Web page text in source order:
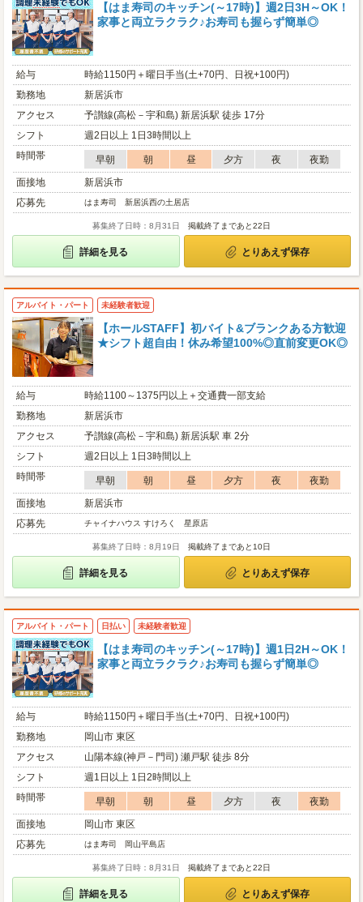
【はま寿司のキッチン(～17時)】週2日3H～OK！
家事と両立ラクラク♪お寿司も握らず簡単◎
給与
時給1150円＋曜日手当(土+70円、日祝+100円)
勤務地
新居浜市
アクセス
予讃線(高松－宇和島) 新居浜駅 徒歩 17分
シフト
週2日以上 1日3時間以上
時間帯
早朝 朝 昼 夕方 夜
夜勤
面接地
新居浜市
応募先
はま寿司 新居浜西の土居店
募集終了日時：8月31日 掲載終了まであと22日
詳細を見る とりあえず保存
アルバイト・パート 未経験者歓迎
【ホールSTAFF】初バイト&ブランクある方歓迎
★シフト超自由！休み希望100%◎直前変更OK◎
給与
時給1100～1375円以上＋交通費一部支給
勤務地
新居浜市
アクセス
予讃線(高松－宇和島) 新居浜駅 車 2分
シフト
週2日以上 1日3時間以上
時間帯
早朝 朝 昼 夕方 夜
夜勤
面接地
新居浜市
応募先
チャイナハウス すけろく 星原店
募集終了日時：8月19日 掲載終了まであと10日
詳細を見る とりあえず保存
アルバイト・パート 日払い 未経験者歓迎
【はま寿司のキッチン(～17時)】週1日2H～OK！
家事と両立ラクラク♪お寿司も握らず簡単◎
給与
時給1150円＋曜日手当(土+70円、日祝+100円)
勤務地
岡山市 東区
アクセス
山陽本線(神戸－門司) 瀬戸駅 徒歩 8分
シフト
週1日以上 1日2時間以上
時間帯
早朝 朝 昼 夕方 夜
夜勤
面接地
岡山市 東区
応募先
はま寿司 岡山平島店
募集終了日時：8月31日 掲載終了まであと22日
詳細を見る とりあえず保存